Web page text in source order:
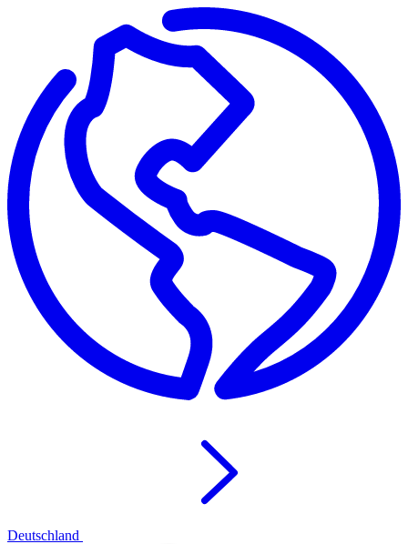
Deutschland